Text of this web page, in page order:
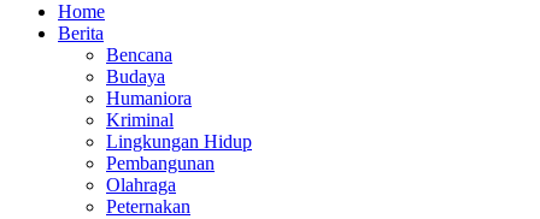
Home
Berita
Bencana
Budaya
Humaniora
Kriminal
Lingkungan Hidup
Pembangunan
Olahraga
Peternakan